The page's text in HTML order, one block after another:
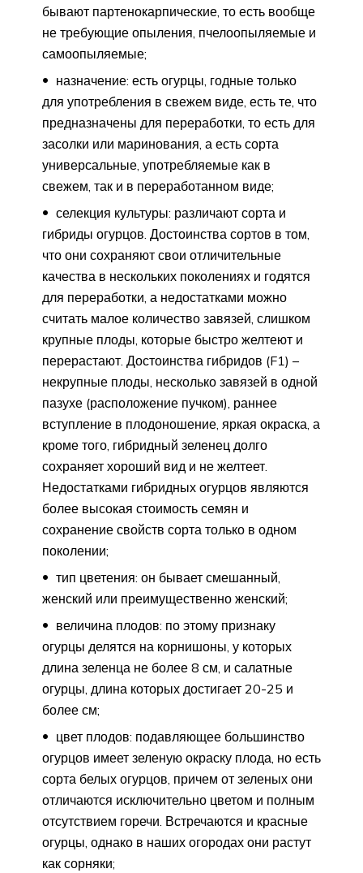
бывают партенокарпические, то есть вообще
не требующие опыления, пчелоопыляемые и
самоопыляемые;
назначение: есть огурцы, годные только
для употребления в свежем виде, есть те, что
предназначены для переработки, то есть для
засолки или маринования, а есть сорта
универсальные, употребляемые как в
свежем, так и в переработанном виде;
селекция культуры: различают сорта и
гибриды огурцов. Достоинства сортов в том,
что они сохраняют свои отличительные
качества в нескольких поколениях и годятся
для переработки, а недостатками можно
считать малое количество завязей, слишком
крупные плоды, которые быстро желтеют и
перерастают. Достоинства гибридов (F1) –
некрупные плоды, несколько завязей в одной
пазухе (расположение пучком), раннее
вступление в плодоношение, яркая окраска, а
кроме того, гибридный зеленец долго
сохраняет хороший вид и не желтеет.
Недостатками гибридных огурцов являются
более высокая стоимость семян и
сохранение свойств сорта только в одном
поколении;
тип цветения: он бывает смешанный,
женский или преимущественно женский;
величина плодов: по этому признаку
огурцы делятся на корнишоны, у которых
длина зеленца не более 8 см, и салатные
огурцы, длина которых достигает 20-25 и
более см;
цвет плодов: подавляющее большинство
огурцов имеет зеленую окраску плода, но есть
сорта белых огурцов, причем от зеленых они
отличаются исключительно цветом и полным
отсутствием горечи. Встречаются и красные
огурцы, однако в наших огородах они растут
как сорняки;